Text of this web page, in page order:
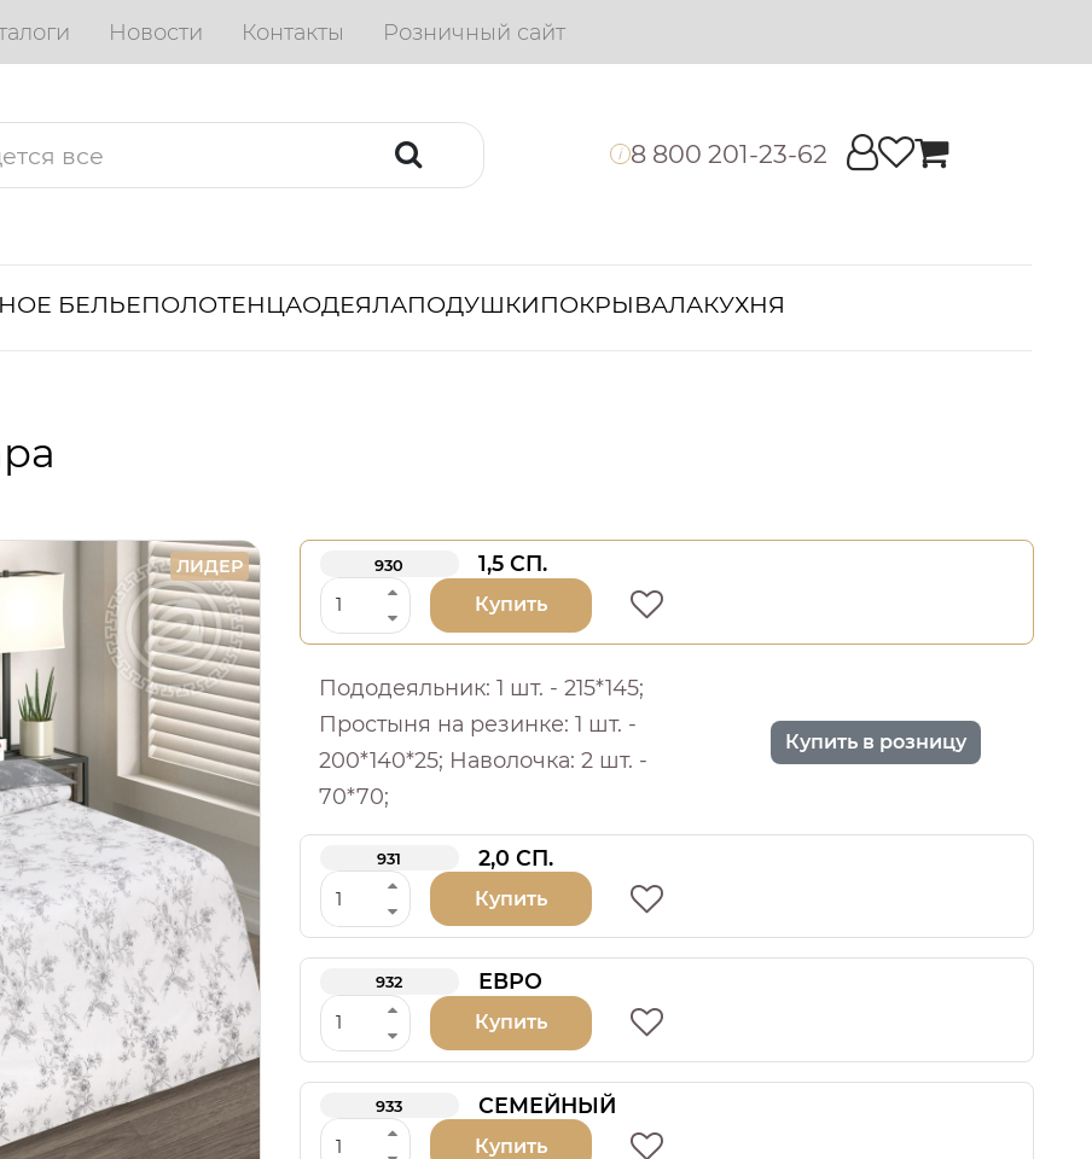
Новости Контакты Розничный сайт
i 8 800 201-23-62
БЕЛЬЕПОЛОТЕНЦАОДЕЯЛАПОДУШКИПОКРЫВАЛАКУХНЯ
ЛИДЕР 930 1,5 СП.
Купить
Пододеяльник: 1 шт. - 215*145;
Простыня на резинке: 1 шт. -
200*140*25; Наволочка: 2 шт. -
70*70;
Купить в розницу
931 2,0 СП.
Купить
932 ЕВРО
Купить
933 СЕМЕЙНЫЙ
Купить